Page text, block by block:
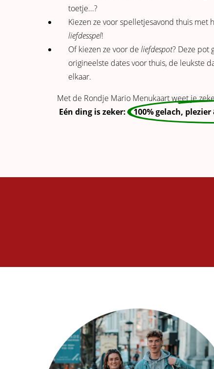
toetje...?
Kiezen ze voor spelletjesavond thuis met
liefdesspel!
Of kiezen ze voor deliefdespot? Deze pot
origineelste dates voor thuis, de leukste
elkaar.
Met de Rondje Mario Menukaart weet je
Eén ding is zeker:100% gelach,